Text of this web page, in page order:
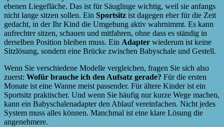
ebenen Liegefläche. Das ist für Säuglinge wichtig, weil sie anfangs
nicht lange sitzen sollen. Ein Sportsitz ist dagegen eher für die Zeit
gedacht, in der Ihr Kind die Umgebung aktiv wahrnimmt. Es kann
aufrechter sitzen, schauen und mitfahren, ohne dass es ständig in
derselben Position bleiben muss. Ein Adapter wiederum ist keine
Sitzlösung, sondern eine Brücke zwischen Babyschale und Gestell.
Wenn Sie verschiedene Modelle vergleichen, fragen Sie sich also
zuerst: Wofür brauche ich den Aufsatz gerade? Für die ersten
Monate ist eine Wanne meist passender. Für ältere Kinder ist ein
Sportsitz praktischer. Und wenn Sie häufig nur kurze Wege machen,
kann ein Babyschalenadapter den Ablauf vereinfachen. Nicht jedes
System muss alles können. Manchmal ist eine klare Lösung die
angenehmere.